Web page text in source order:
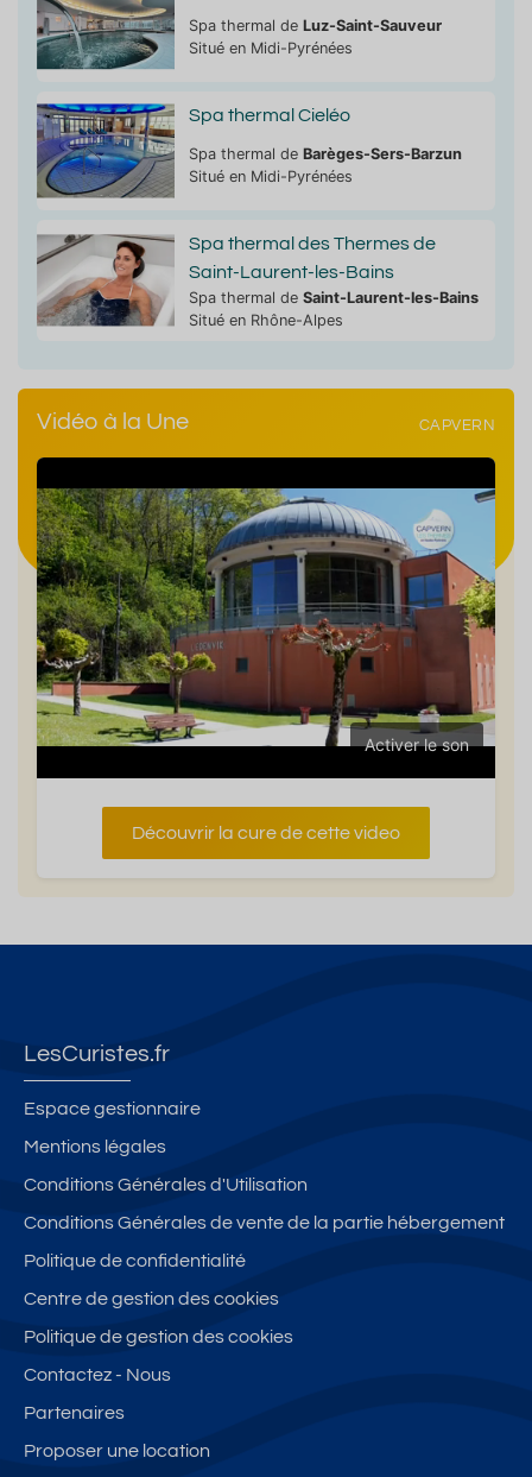
Spa thermal de Luz-Saint-Sauveur
Situé en Midi-Pyrénées
Spa thermal Cieléo
Spa thermal de Barèges-Sers-Barzun
Situé en Midi-Pyrénées
Spa thermal des Thermes de
Saint-Laurent-les-Bains
Spa thermal de Saint-Laurent-les-Bains
Situé en Rhône-Alpes
Vidéo à la Une CAPVERN
Activer le son
Découvrir la cure de cette video
LesCuristes.fr
Espace gestionnaire
Mentions légales
Conditions Générales d'Utilisation
Conditions Générales de vente de la partie hébergement
Politique de confidentialité
Centre de gestion des cookies
Politique de gestion des cookies
Contactez - Nous
Partenaires
Proposer une location